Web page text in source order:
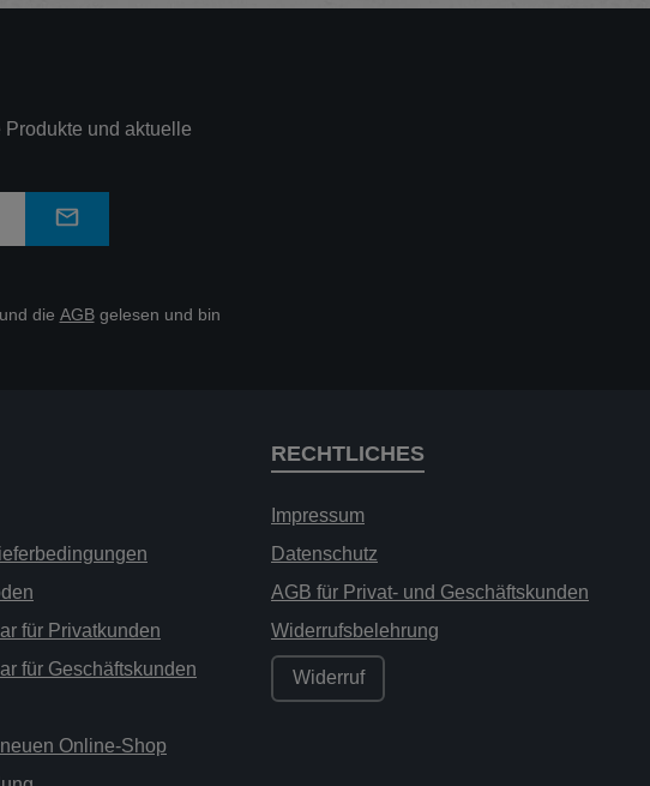
und aktuelle
die AGBgelesen und bin
für Privatkunden
für Geschäftskunden
Online-Shop
RECHTLICHES
Impressum
Datenschutz
AGB für Privat- und Geschäftskunden
Widerrufsbelehrung
Widerruf